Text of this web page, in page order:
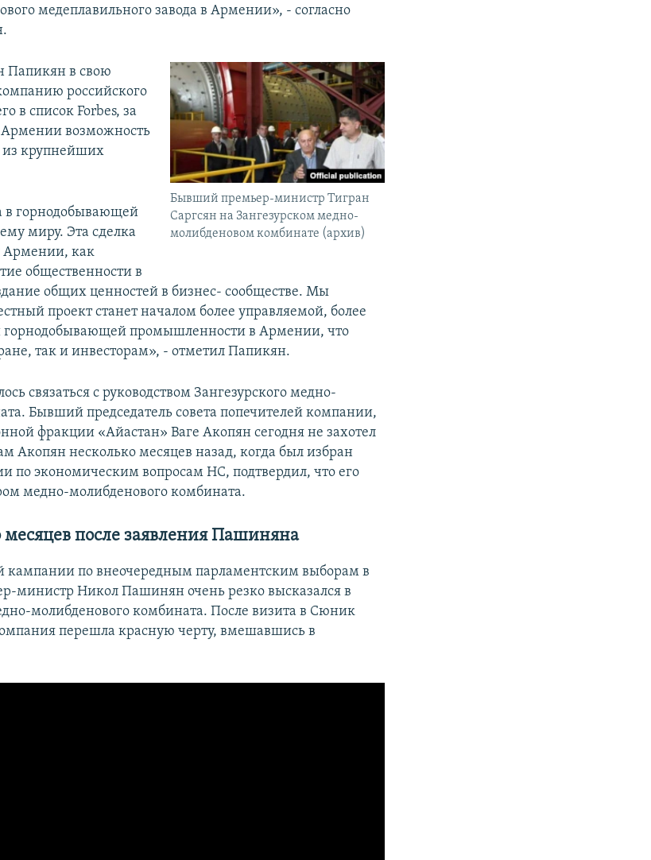
медеплавильного завода в Армении», - согласно
Бывший премьер-министр Тигран
Саргсян на Зангезурском медно-
молибденовом комбинате (архив)
Папикян в свою
российского
в список Forbes, за
Армении возможность
из крупнейших
в горнодобывающей
миру. Эта сделка
Армении, как
общественности в
общих ценностей в бизнес- сообществе. Мы
проект станет началом более управляемой, более
горнодобывающей промышленности в Армении, что
так и инвесторам», - отметил Папикян.
связаться с руководством Зангезурского медно-
Бывший председатель совета попечителей компании,
фракции «Айастан» Ваге Акопян сегодня не захотел
Акопян несколько месяцев назад, когда был избран
по экономическим вопросам НС, подтвердил, что его
медно-молибденового комбината.
месяцев после заявления Пашиняна
кампании по внеочередным парламентским выборам в
министр Никол Пашинян очень резко высказался в
молибденового комбината. После визита в Сюник
перешла красную черту, вмешавшись в